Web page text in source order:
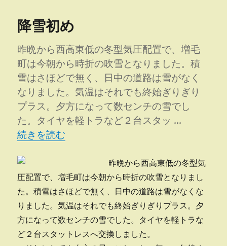
下
Ｈ
Ｐ
に
降雪初め
昨晩から西高東低の冬型気圧配置で、増毛
町は今朝から時折の吹雪となりました。積
雪はさほどで無く、日中の道路は雪がなく
なりました。気温はそれでも終始ぎりぎり
プラス。夕方になって数センチの雪でし
た。タイヤを軽トラなど２台スタッ …
“降雪初め” の
続きを読む
昨晩から西高東低の冬型気
圧配置で、増毛町は今朝から時折の吹雪となりまし
た。積雪はさほどで無く、日中の道路は雪がなくな
りました。気温はそれでも終始ぎりぎりプラス。夕
方になって数センチの雪でした。タイヤを軽トラな
ど２台スタットレスへ交換しました。